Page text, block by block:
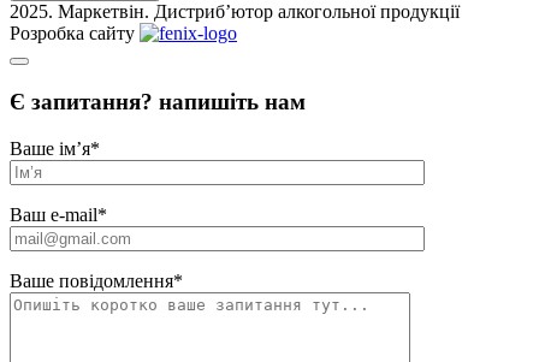
2025. Маркетвін. Дистриб’ютор алкогольної продукції
Розробка сайту
Є запитання? напишіть нам
Ваше ім’я*
Ваш e-mail*
Ваше повідомлення*